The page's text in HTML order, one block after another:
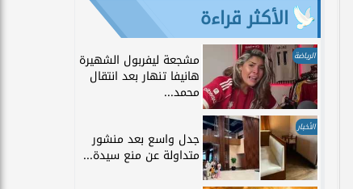
الأكثر قراءة
الرياضة مشجعة ليفربول الشهيرة
هانيفا تنهار بعد انتقال
محمد...
الأخبار
جدل واسع بعد منشور
متداولة عن منع سيدة...